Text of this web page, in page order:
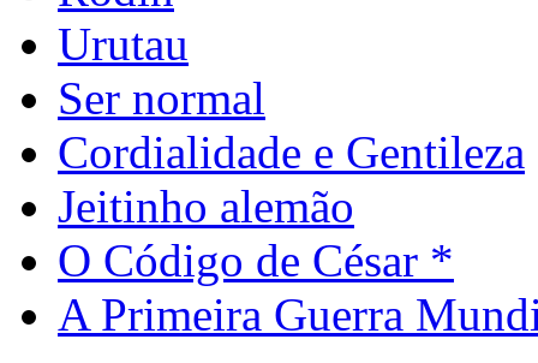
Urutau
Ser normal
Cordialidade e Gentileza
Jeitinho alemão
O Código de César *
A Primeira Guerra